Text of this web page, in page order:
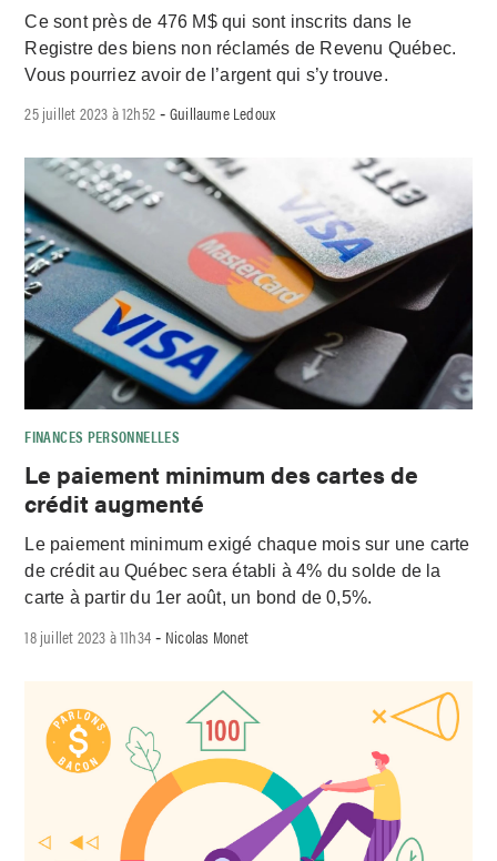
Ce sont près de 476 M$ qui sont inscrits dans le
Registre des biens non réclamés de Revenu Québec.
Vous pourriez avoir de l’argent qui s’y trouve.
25 juillet 2023 à 12h52 -Guillaume Ledoux
FINANCES PERSONNELLES
Le paiement minimum des cartes de
crédit augmenté
Le paiement minimum exigé chaque mois sur une carte
de crédit au Québec sera établi à 4% du solde de la
carte à partir du 1er août, un bond de 0,5%.
18 juillet 2023 à 11h34 - Nicolas Monet